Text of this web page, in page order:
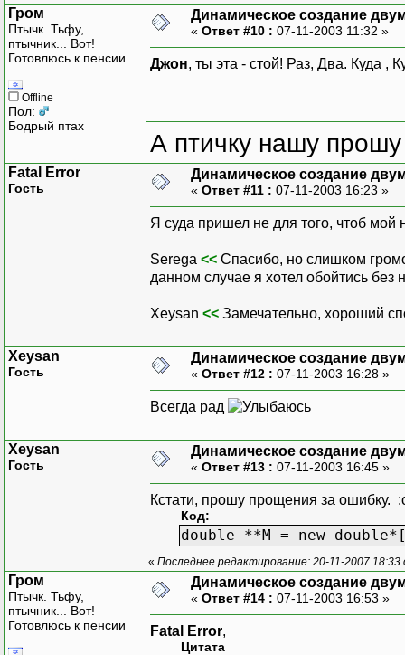
Гром
Птычк. Тьфу,
птычник... Вот!
Готовлюсь к пенсии
Offline
Пол:
Бодрый птах
Динамическое создание
« Ответ #10 : 07-11-2003 11:32 »
Джон, ты эта - стой! Раз, Два. Куда ,
А птичку нашу
Fatal Error
Гость
Динамическое создание
« Ответ #11 : 07-11-2003 16:23 »
Я суда пришел не для того, чтоб мой
Serega << Спасибо, но слишком
данном случае я хотел обойтись без
Xeysan << Замечательно, хороший
Xeysan
Гость
Динамическое создание
« Ответ #12 : 07-11-2003 16:28 »
Всегда рад
Xeysan
Гость
Динамическое создание
« Ответ #13 : 07-11-2003 16:45 »
Кстати, прошу прощения за ошибку.
Код:
double **M = new
« Последнее редактирование: 20-11-2007 18:33
Гром
Птычк. Тьфу,
птычник... Вот!
Готовлюсь к пенсии
Динамическое создание
« Ответ #14 : 07-11-2003 16:53 »
Fatal Error,
Цитата